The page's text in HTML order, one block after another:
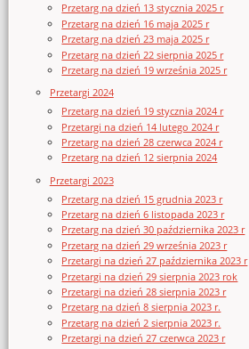
Przetarg na dzień 13 stycznia 2025 r
Przetarg na dzień 16 maja 2025 r
Przetarg na dzień 23 maja 2025 r
Przetarg na dzień 22 sierpnia 2025 r
Przetarg na dzień 19 września 2025 r
Przetargi 2024
Przetarg na dzień 19 stycznia 2024 r
Przetargi na dzień 14 lutego 2024 r
Przetarg na dzień 28 czerwca 2024 r
Przetarg na dzień 12 sierpnia 2024
Przetargi 2023
Przetarg na dzień 15 grudnia 2023 r
Przetarg na dzień 6 listopada 2023 r
Przetarg na dzień 30 października 2023 r
Przetarg na dzień 29 września 2023 r
Przetargi na dzień 27 października 2023 r
Przetargi na dzień 29 sierpnia 2023 rok
Przetargi na dzień 28 sierpnia 2023 r
Przetarg na dzień 8 sierpnia 2023 r.
Przetarg na dzień 2 sierpnia 2023 r.
Przetargi na dzień 27 czerwca 2023 r